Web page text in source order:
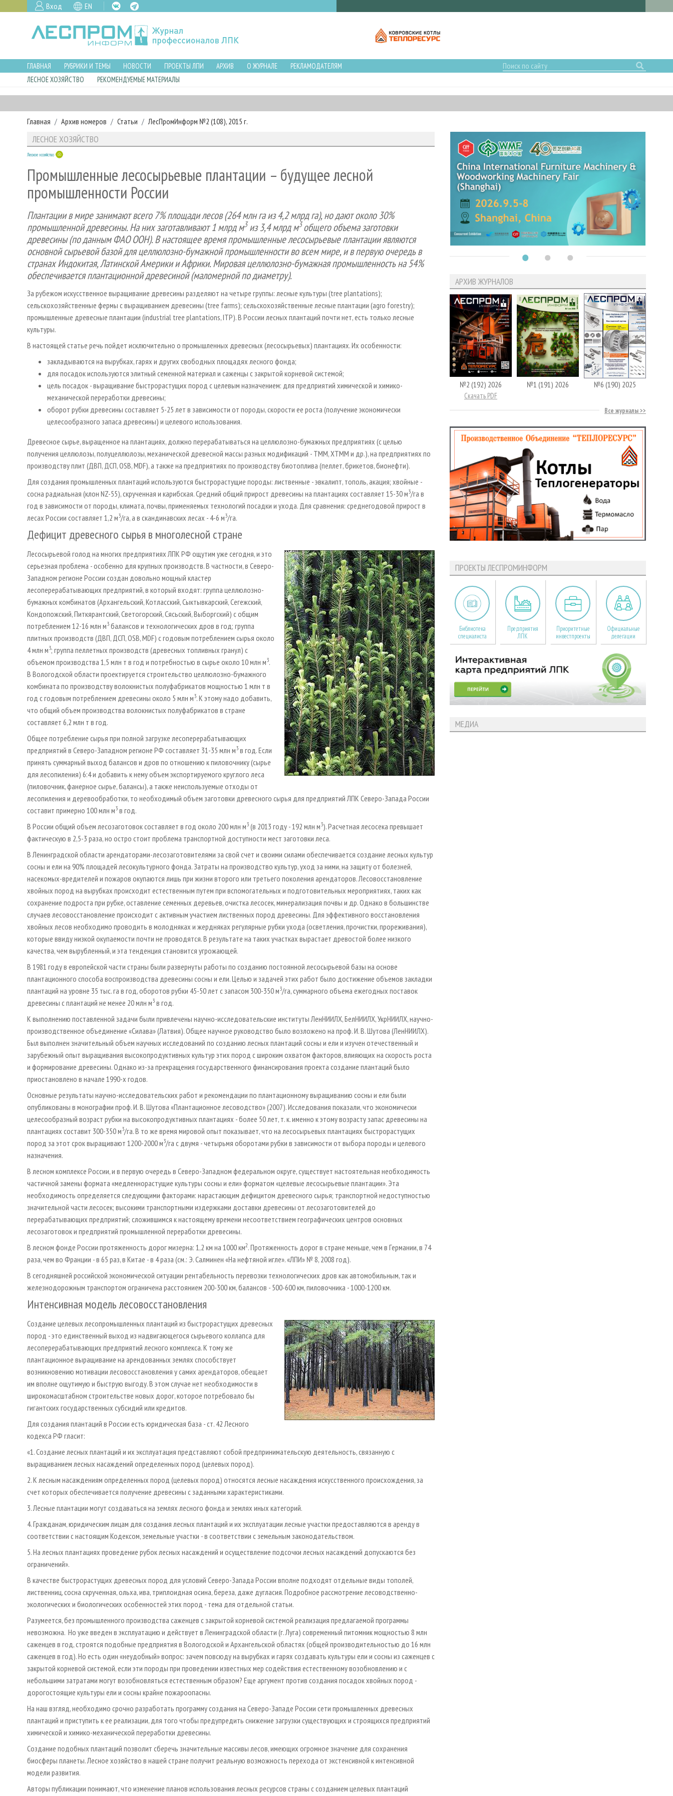
Вход EN
ГЛАВНАЯ РУБРИКИ И ТЕМЫ НОВОСТИ ПРОЕКТЫ ЛПИ АРХИВ О ЖУРНАЛЕ
РЕКЛАМОДАТЕЛЯМ
ЛЕСНОЕ ХОЗЯЙСТВО
РЕКОМЕНДУЕМЫЕ МАТЕРИАЛЫ
Главная Архив номеров Статьи ЛесПромИнформ №2 (108), 2015 г.
ЛЕСНОЕ ХОЗЯЙСТВО
Лесное хозяйство
Промышленные лесосырьевые плантации – будущее лесной
промышленности России
Плантации в мире занимают всего 7% площади лесов (264 млн га из 4,2 млрд га), но дают около 30%
промышленной древесины. На них заготавливают 1 млрд м3 из 3,4 млрд м3общего объема заготовки
древесины (по данным ФАО ООН). В настоящее время промышленные лесосырьевые плантации являются
основной сырьевой базой для целлюлозно-бумажной промышленности во всем мире, и в первую очередь в
странах Индокитая, Латинской Америки и Африки. Мировая целлюлозно-бумажная промышленность на 54%
обеспечивается плантационной древесиной (маломерной по диаметру).
За рубежом искусственное выращивание древесины разделяют на четыре группы: лесные культуры (tree plantations);
сельскохозяйственные фермы с выращиванием древесины (tree farms); сельскохозяйственные лесные плантации (agro forestry);
промышленные древесные плантации (industrial tree plantations, ITP). В России лесных плантаций почти нет, есть только лесные
культуры.
В настоящей статье речь пойдет исключительно о промышленных древесных (лесосырьевых) плантациях. Их особенности:
закладываются на вырубках, гарях и других свободных площадях лесного фонда;
для посадок используются элитный семенной материал и саженцы с закрытой корневой системой;
цель посадок - выращивание быстрорастущих пород с целевым назначением: для предприятий химической и химико­-
механической переработки древесины;
оборот рубки древесины составляет 5-25 лет в зависимости от породы, скорости ее роста (получение экономически
целесообразного запаса древесины) и целевого использования.
Древесное сырье, выращенное на плантациях, должно перерабатываться на целлюлозно-бумажных предприятиях (с целью
получения целлюлозы, полуцеллюлозы, механической древесной массы разных модификаций - ТММ, ХТММ и др.), на предприятиях по
производству плит (ДВП, ДСП, OSB, MDF), а также на предприятиях по производству биотоплива (пеллет, брикетов, бионефти).
Для создания промышленных плантаций используются быстрорастущие породы: лиственные - эвкалипт, тополь, акация; хвойные -
сосна радиальная (клон NZ-55), скрученная и карибская. Средний общий прирост древесины на плантациях составляет 15-30 м3/га в
год в зависимости от породы, климата, почвы, применяемых технологий посадки и ухода. Для сравнения: среднегодовой прирост в
лесах России составляет 1,2 м3/га, а в скандинавских лесах - 4-6 м3/га.
Дефицит древесного сырья в многолесной стране
Лесосырьевой голод на многих предприятиях ЛПК РФ ощутим уже сегодня, и это
серьезная проблема - особенно для крупных производств. В частности, в Северо-
Западном регионе России создан довольно мощный кластер
лесоперерабатывающих предприятий, в который входят: группа целлюлозно-
бумажных комбинатов (Архангельский, Котласский, Сыктывкарский, Сегежский,
Кондопожский, Питкярантский, Светогорский, Сясьский, Выборгский) с общим
потреблением 12-16 млн м3 балансов и технологических дров в год; группа
плитных производств (ДВП, ДСП, OSB, MDF) с годовым потреблением сырья около
4 млн м3; группа пеллетных производств (древесных топливных гранул) с
объемом производства 1,5 млн т в год и потребностью в сырье около 10 млн м3.
В Вологодской области проектируется строительство целлюлозно-бумажного
комбината по производству волокнистых полуфабрикатов мощностью 1 млн т в
год с годовым потреблением древесины около 5 млн м3. К этому надо добавить,
что общий объем производства волокнистых полуфабрикатов в стране
составляет 6,2 млн т в год.
Общее потребление сырья при полной загрузке лесоперерабатывающих
предприятий в Северо-Западном регионе РФ составляет 31-35 млн м3 в год. Если
принять суммарный выход балансов и дров по отношению к пиловочнику (сырье
для лесопиления) 6:4 и добавить к нему объем экспортируемого круглого леса
(пиловочник, фанерное сырье, балансы), а также неиспользуемые отходы от
лесопиления и деревообработки, то необходимый объем заготовки древесного сырья для предприятий ЛПК Северо-Запада России
составит примерно 100 млн м3 в год.
В России общий объем лесозаготовок составляет в год около 200 млн м3 (в 2013 году - 192 млн м3). Расчетная лесосека превышает
фактическую в 2,5-3 раза, но остро стоит проблема транспортной доступности мест заготовки леса.
В Ленинградской области арендаторами-лесозаготовителями за свой счет и своими силами обеспечивается создание лесных культур
сосны и ели на 90% площадей лесокультурного фонда. Затраты на производство культур, уход за ними, на защиту от болезней,
насекомых-вредителей и пожаров окупаются лишь при жизни второго или третьего поколения арендаторов. Лесовосстановление
хвойных пород на вырубках происходит естественным путем при вспомогательных и подготовительных мероприятиях, таких как
сохранение подроста при рубке, оставление семенных деревьев, очистка лесосек, минерализация почвы и др. Однако в большинстве
случаев лесовосстановление происходит с активным участием лиственных пород древесины. Для эффективного восстановления
хвойных лесов необходимо проводить в молодняках и жердняках регулярные рубки ухода (осветления, прочистки, прореживания),
которые ввиду низкой окупаемости почти не проводятся. В результате на таких участках вырастает древостой более низкого
качества, чем вырубленный, и эта тенденция становится угрожающей.
В 1981 году в европейской части страны были развернуты работы по созданию постоянной лесосырьевой базы на основе
плантационного способа воспроизводства древесины сосны и ели. Целью и задачей этих работ было достижение объемов закладки
плантаций на уровне 35 тыс. га в год, оборотов рубки 45-50 лет с запасом 300-350 м3/га, суммарного объема ежегодных поставок
древесины с плантаций не менее 20 млн м3 в год.
К выполнению поставленной задачи были привлечены научно-исследовательские институты ЛенНИИЛХ, БелНИИЛХ, УкрНИИЛХ, научно-
производственное объединение «Силава» (Латвия). Общее научное руководство было возложено на проф. И. В. Шутова (ЛенНИИЛХ).
Был выполнен значительный объем научных исследований по созданию лесных плантаций сосны и ели и изучен отечественный и
зарубежный опыт выращивания высокопродуктивных культур этих пород с широким охватом факторов, влияющих на скорость роста
и формирование древесины. Однако из-за прекращения государственного финансирования проекта создание плантаций было
приостановлено в начале 1990-х годов.
Основные результаты научно-исследовательских работ и рекомендации по плантационному выращиванию сосны и ели были
опубликованы в монографии проф. И. В. Шутова «Плантационное лесоводство» (2007). Исследования показали, что экономически
целесообразный возраст рубки на высокопродуктивных плантациях - более 50 лет, т. к. именно к этому возрасту запас древесины на
плантациях составит 300-350 м3/га. В то же время мировой опыт показывает, что на лесосырьевых плантациях быстрорастущих
пород за этот срок выращивают 1200-2000 м3/га с двумя - четырьмя оборотами рубки в зависимости от выбора породы и целевого
назначения.
В лесном комплексе России, и в первую очередь в Северо-Западном федеральном округе, существует настоятельная необходимость
частичной замены формата «медленнорастущие культуры сосны и ели» форматом «целевые лесосырьевые плантации». Эта
необходимость определяется следующими факторами: нарастающим дефицитом древесного сырья; транспортной недоступностью
значительной части лесосек; высокими транспортными издержками доставки древесины от лесозаготовителей до
перерабатывающих предприятий; сложившимся к настоящему времени несоответствием географических центров основных
лесозаготовок и предприятий промышленной переработки древесины.
В лесном фонде России протяженность дорог мизерна: 1,2 км на 1000 км2. Протяженность дорог в стране меньше, чем в Германии, в 74
раза, чем во Франции - в 65 раз, в Китае - в 4 раза (см.: Э. Салминен «На нефтяной игле». «ЛПИ» № 8, 2008 год).
В сегодняшней российской экономической ситуации рентабельность перевозки технологических дров как автомобильным, так и
железнодорожным транспортом ограничена расстоянием 200-300 км, балансов - 500-600 км, пиловочника - 1000-1200 км.
Интенсивная модель лесовосстановления
Создание целевых лесопромышленных плантаций из быстрорастущих древесных
пород - это единственный выход из надвигающегося сырьевого коллапса для
лесоперерабатывающих предприятий лесного комплекса. К тому же
плантационное выращивание на арендованных землях способствует
возникновению мотивации лесовосстановления у самих арендаторов, обещает
им вполне ощутимую и быструю выгоду. В этом случае нет необходимости в
широкомасштабном строительстве новых дорог, которое потребовало бы
гигантских государственных субсидий или кредитов.
Для создания плантаций в России есть юридическая база - ст. 42 Лесного
кодекса РФ гласит:
«1. Создание лесных плантаций и их эксплуатация представляют собой предпринимательскую деятельность, связанную с
выращиванием лесных насаждений определенных пород (целевых пород).
2. К лесным насаждениям определенных пород (целевых пород) относятся лесные насаждения искусственного происхождения, за
счет которых обеспечивается получение древесины с заданными характеристиками.
3. Лесные плантации могут создаваться на землях лесного фонда и землях иных категорий.
4. Гражданам, юридическим лицам для создания лесных плантаций и их эксплуатации лесные участки предоставляются в аренду в
соответствии с настоящим Кодексом, земельные участки - в соответствии с земельным законодательством.
5. На лесных плантациях проведение рубок лесных насаждений и осуществление подсочки лесных насаждений допускаются без
ограничений».
В качестве быстрорастущих древесных пород для условий Северо-Запада России вполне подходят отдельные виды тополей,
лиственниц, сосна скрученная, ольха, ива, триплоидная осина, береза, даже дугласия. Подробное рассмотрение лесоводственно-
экологических и биологических особенностей этих пород - тема для отдельной статьи.
Разумеется, без промышленного производства саженцев с закрытой корневой системой реализация предлагаемой программы
невозможна. Но уже введен в эксплуатацию и действует в Ленинградской области (г. Луга) современный питомник мощностью 8 млн
саженцев в год, строятся подобные предприятия в Вологодской и Архангельской областях (общей производительностью до 16 млн
саженцев в год). Но есть один «неудобный» вопрос: зачем повсюду на вырубках и гарях создавать культуры ели и сосны из саженцев с
закрытой корневой системой, если эти породы при проведении известных мер содействия естественному возобновлению и с
небольшими затратами могут возобновляться естественным образом? Еще аргумент против создания посадок хвойных пород -
дорогостоящие культуры ели и сосны крайне пожароопасны.
На наш взгляд, необходимо срочно разработать программу создания на Северо-Западе России сети промышленных древесных
плантаций и приступить к ее реализации, для того чтобы предупредить снижение загрузки существующих и строящихся предприятий
химической и химико-механической переработки древесины.
Создание подобных плантаций позволит сберечь значительные массивы лесов, имеющих огромное значение для сохранения
биосферы планеты. Лесное хозяйство в нашей стране получит реальную возможность перехода от экстенсивной к интенсивной
модели развития.
Авторы публикации понимают, что изменение планов использования лесных ресурсов страны с созданием целевых плантаций
АРХИВ ЖУРНАЛОВ
№2 (192) 2026
Скачать PDF
№1 (191) 2026 №6 (190) 2025
Все журналы
ПРОЕКТЫ ЛЕСПРОМИНФОРМ
Библиотека
специалиста
Предприятия
ЛПК
Приоритетные
инвестпроекты
Официальные
делегации
МЕДИА